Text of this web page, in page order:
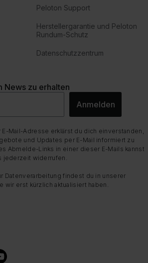
Peloton Support
Herstellergarantie und Peloton
Rundum-Schutz
Datenschutzzentrum
News zu erhalten
Anmelden
Mail-Adresse erklärst du dich einverstanden,
und Updates per E-Mail informiert zu
Abmelde-Links in einer dieser E-Mails kannst
jederzeit widerrufen.
Datenverarbeitung findest du in unserer
wir erst kürzlich aktualisiert haben.